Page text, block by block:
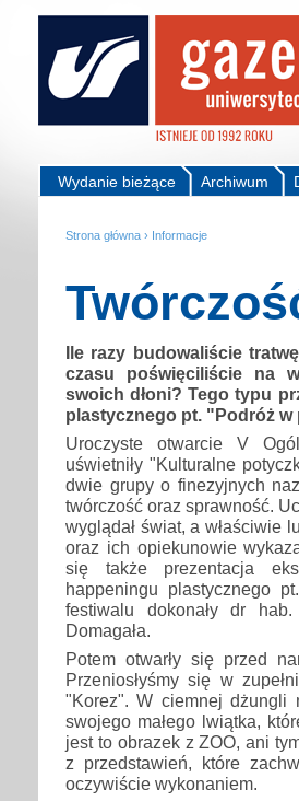
Archiwum
Wydanie bieżące
Strona główna › Informacje
Ile razy budowaliście
czasu poświęciliście na
swoich dłoni? Tego typu
plastycznego pt. "Podróż w
Uroczyste otwarcie V
uświetniły "Kulturalne
dwie grupy o finezyjnych
twórczość oraz sprawność.
wyglądał świat, a właściwie
oraz ich opiekunowie
się także prezentacja
happeningu plastycznego
festiwalu dokonały dr
Domagała.
Potem otwarły się przed
Przeniosłyśmy się w
"Korez". W ciemnej dżungli
swojego małego lwiątka,
jest to obrazek z ZOO, ani
z przedstawień, które
oczywiście wykonaniem.